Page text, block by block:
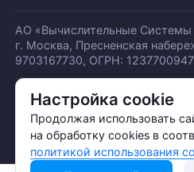
Настройка cookie
Продолжая использовать
на обработку cookies в
политикой использования
АО «Вычислительные Системы
г. Москва, Пресненская
9703167730, ОГРН:
© АО «ИНТЕЛИОН ДАТА» 2026
Политика обработки ПДн
Политика конфиденциальности
Политика использования куки